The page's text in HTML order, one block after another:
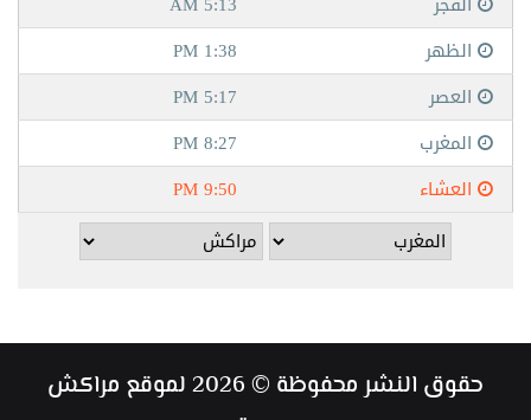
حقوق النشر محفوظة © 2026 لموقع مراكش